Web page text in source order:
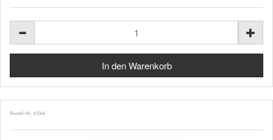
Bestell-Nr. 41044